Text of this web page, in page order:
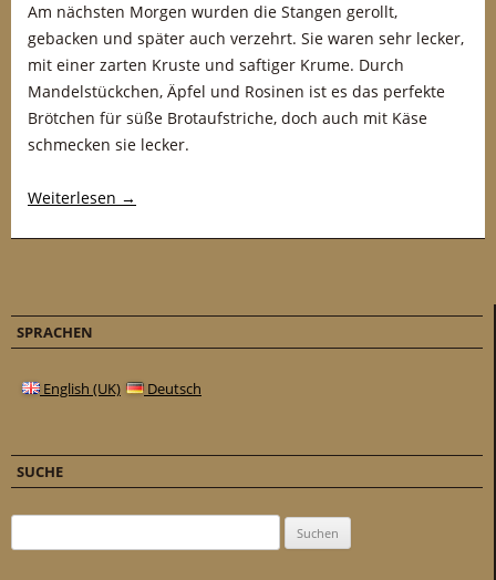
Am nächsten Morgen wurden die Stangen gerollt,
gebacken und später auch verzehrt. Sie waren sehr lecker,
mit einer zarten Kruste und saftiger Krume. Durch
Mandelstückchen, Äpfel und Rosinen ist es das perfekte
Brötchen für süße Brotaufstriche, doch auch mit Käse
schmecken sie lecker.
Weiterlesen →
SPRACHEN
English (UK) Deutsch
SUCHE